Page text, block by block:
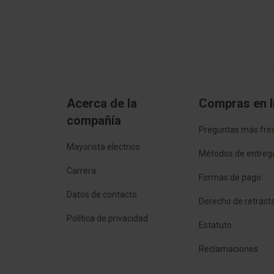
Szerokość 68
Montaż urządzenia elektrycznego
Blokada rury
Liczba wpustów
Sí
Acerca de la
compañía
Mayorista electrico
Carrera
Datos de contacto
Política de privacidad
Compras en
Preguntas más
Métodos de
Formas de pago
Derecho de
Estatuto
Reclamaciones